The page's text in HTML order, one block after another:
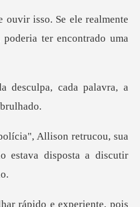
Se ele realmente
esculpa, cada palavra, a
trucou, sua
estava